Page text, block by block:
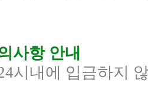
사항 안내
시내에 입금하지